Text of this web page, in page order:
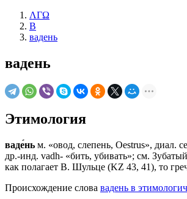
ΛΓΩ
В
вадень
вадень
Этимология
ваде́нь м. «овод, слепень, Oestrus», диал.
др.-инд. vadh- «бить, убивать»; см.
как полагает В. Шульце (KZ 43, 41), то
Происхождение слова вадень в